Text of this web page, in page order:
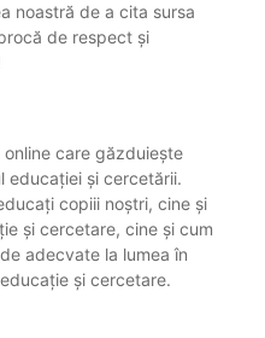
noastră de a cita sursa
de respect și
care găzduiește
educației și cercetării.
copiii noștri, cine și
și cercetare, cine și cum
adecvate la lumea în
și cercetare.